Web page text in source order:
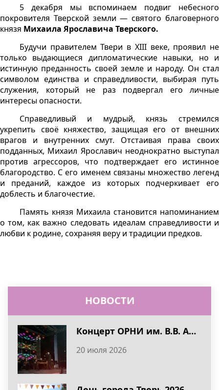
5 декабря мы вспоминаем подвиг небесного
покровителя Тверской земли — святого благоверного
князя Михаила Ярославича Тверского.
Будучи правителем Твери в XIII веке, проявил не
только выдающиеся дипломатические навыки, но и
истинную преданность своей земле и народу. Он стал
символом единства и справедливости, выбирая путь
служения, который не раз подвергал его личные
интересы опасности.
Справедливый и мудрый, князь стремился
укрепить своё княжество, защищая его от внешних
врагов и внутренних смут. Отстаивая права своих
подданных, Михаил Ярославич неоднократно выступал
против агрессоров, что подтверждает его истинное
благородство. С его именем связаны множество легенд
и преданий, каждое из которых подчеркивает его
доблесть и благочестие.
Память князя Михаила становится напоминанием
о том, как важно следовать идеалам справедливости и
любви к родине, сохраняя веру и традиции предков.
НОВОСТИ
Концерт ОРНИ им. В.В. Андреева в День города Тверь 2026
20 июля 2026